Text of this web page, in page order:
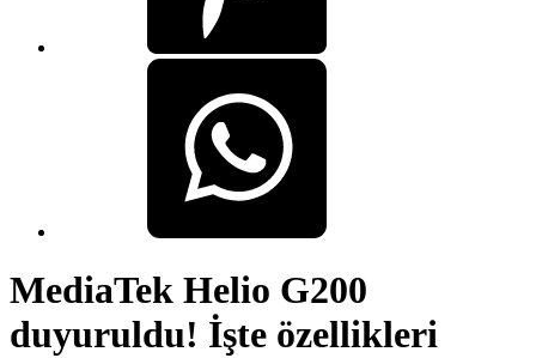
MediaTek Helio G200
duyuruldu! İşte özellikleri